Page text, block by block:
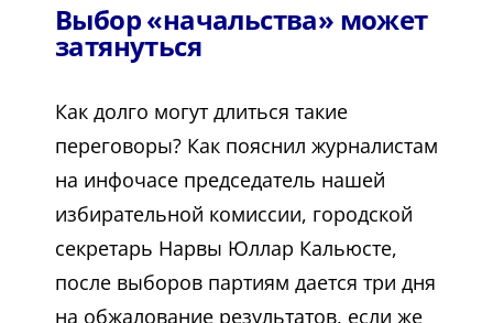
Выбор «начальства» может
затянуться
Как долго могут длиться такие
переговоры? Как пояснил журналистам
на инфочасе председатель нашей
избирательной комиссии, городской
секретарь Нарвы Юллар Кальюсте,
после выборов партиям дается три дня
на обжалование результатов, если же